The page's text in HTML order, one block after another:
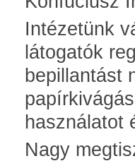
Intézetünk
látogatók
bepillantást
használatot
Nagy